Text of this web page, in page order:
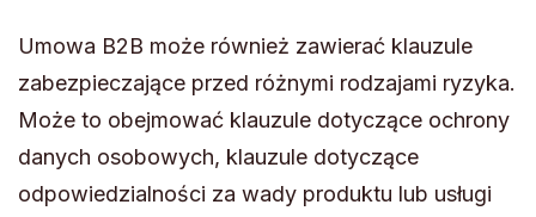
Umowa B2B może również zawierać klauzule
zabezpieczające przed różnymi rodzajami ryzyka.
Może to obejmować klauzule dotyczące ochrony
danych osobowych, klauzule dotyczące
odpowiedzialności za wady produktu lub usługi